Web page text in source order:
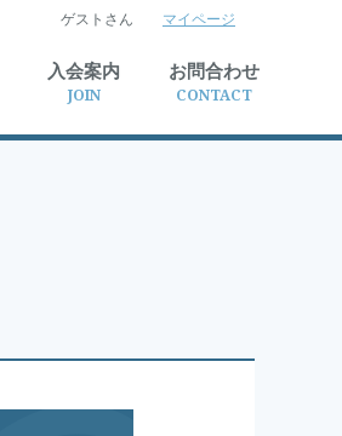
検索
ゲストさん マイページ
入会案内
JOIN
お問合わせ
CONTACT